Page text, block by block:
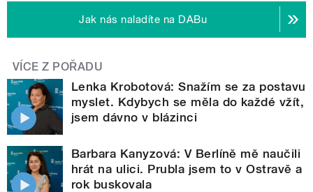
Jak nás naladíte na DABu
VÍCE Z POŘADU
Lenka Krobotová: Snažím se za postavu
myslet. Kdybych se měla do každé vžít,
jsem dávno v blázinci
Barbara Kanyzová: V Berlíně mě naučili
hrát na ulici. Prubla jsem to v Ostravě a
rok buskovala